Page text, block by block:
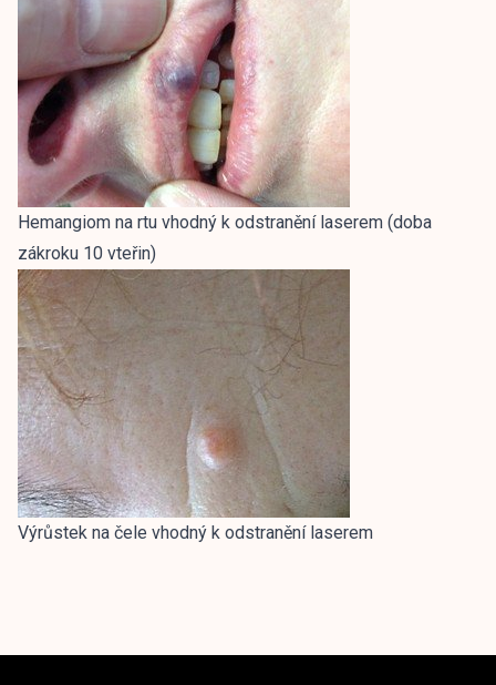
Hemangiom na rtu vhodný k odstranění laserem (doba
zákroku 10 vteřin)
Výrůstek na čele vhodný k odstranění laserem